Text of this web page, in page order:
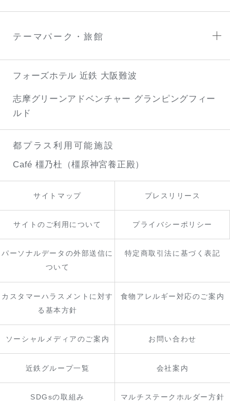
テーマパーク・旅館
フォーズホテル 近鉄 大阪難波
志摩グリーンアドベンチャー グランピングフィー
ルド
都プラス利用可能施設
Café 橿乃杜（橿原神宮養正殿）
サイトマップ プレスリリース
サイトのご利用について プライバシーポリシー
パーソナルデータの外部送信に
ついて
特定商取引法に基づく表記
カスタマーハラスメントに対す
る基本方針
食物アレルギー対応のご案内
ソーシャルメディアのご案内 お問い合わせ
近鉄グループ一覧 会社案内
SDGsの取組み マルチステークホルダー方針